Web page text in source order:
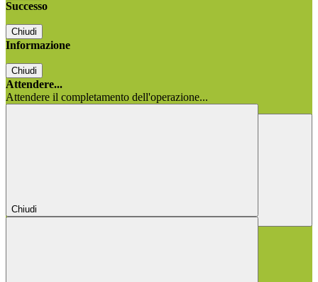
Successo
Chiudi
Informazione
Chiudi
Attendere...
Attendere il completamento dell'operazione...
Chiudi